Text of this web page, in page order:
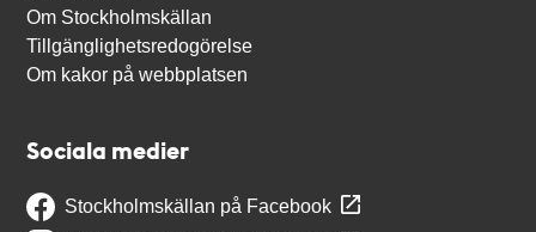
Om Stockholmskällan
Tillgänglighetsredogörelse
Om kakor på webbplatsen
Sociala medier
Stockholmskällan på Facebook